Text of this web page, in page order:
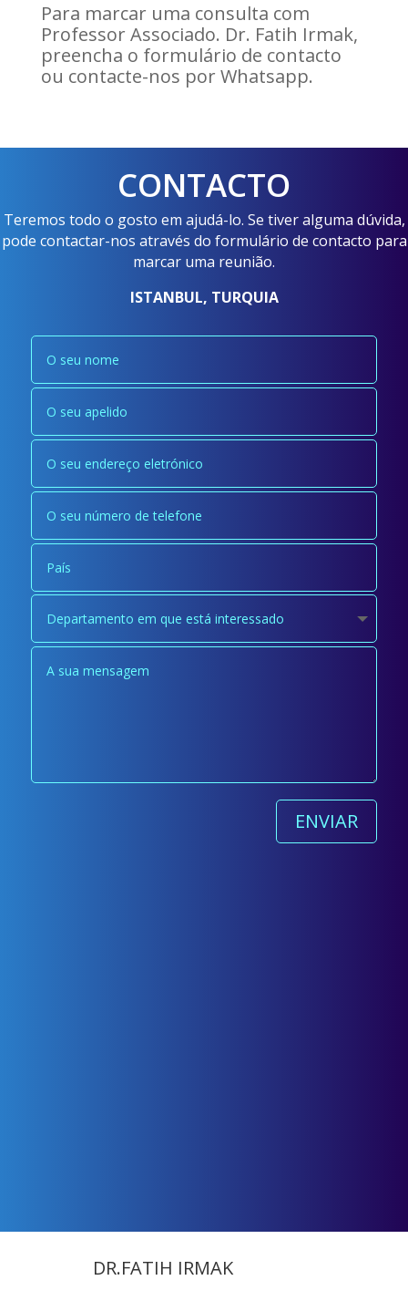
Para marcar uma consulta com
Professor Associado. Dr. Fatih Irmak,
preencha o formulário de contacto
ou contacte-nos por Whatsapp.
CONTACTO
Teremos todo o gosto em ajudá-lo. Se tiver alguma dúvida,
pode contactar-nos através do formulário de contacto para
marcar uma reunião.
ISTANBUL, TURQUIA
ENVIAR
DR.FATIH IRMAK